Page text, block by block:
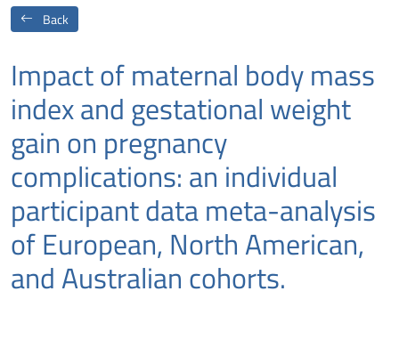
Back
Impact of maternal body mass
index and gestational weight
gain on pregnancy
complications: an individual
participant data meta-analysis
of European, North American,
and Australian cohorts.